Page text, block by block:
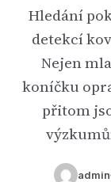
Hledání
detekcí
Nejen
koníčku
přitom
admin